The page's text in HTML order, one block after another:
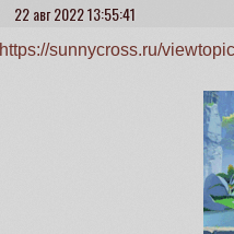
22 авг 2022 13:55:41
https://sunnycross.ru/